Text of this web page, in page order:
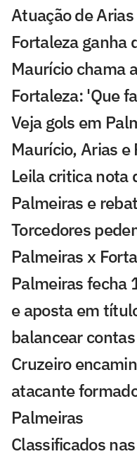
Atuação de
Fortaleza ganha
Maurício chama
Fortaleza: 'Que
Veja gols em
Maurício, Arias
Leila critica nota
Palmeiras e
Torcedores
Palmeiras x
Palmeiras fecha
e aposta em
balancear contas
Cruzeiro
atacante
Palmeiras
Classificados